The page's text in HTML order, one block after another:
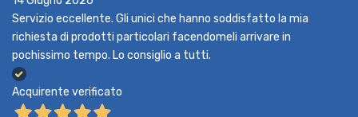
Servizio eccellente. Gli unici che hanno soddisfatto la mia
richiesta di prodotti particolari facendomeli arrivare in
pochissimo tempo. Lo consiglio a tutti.
Acquirente verificato